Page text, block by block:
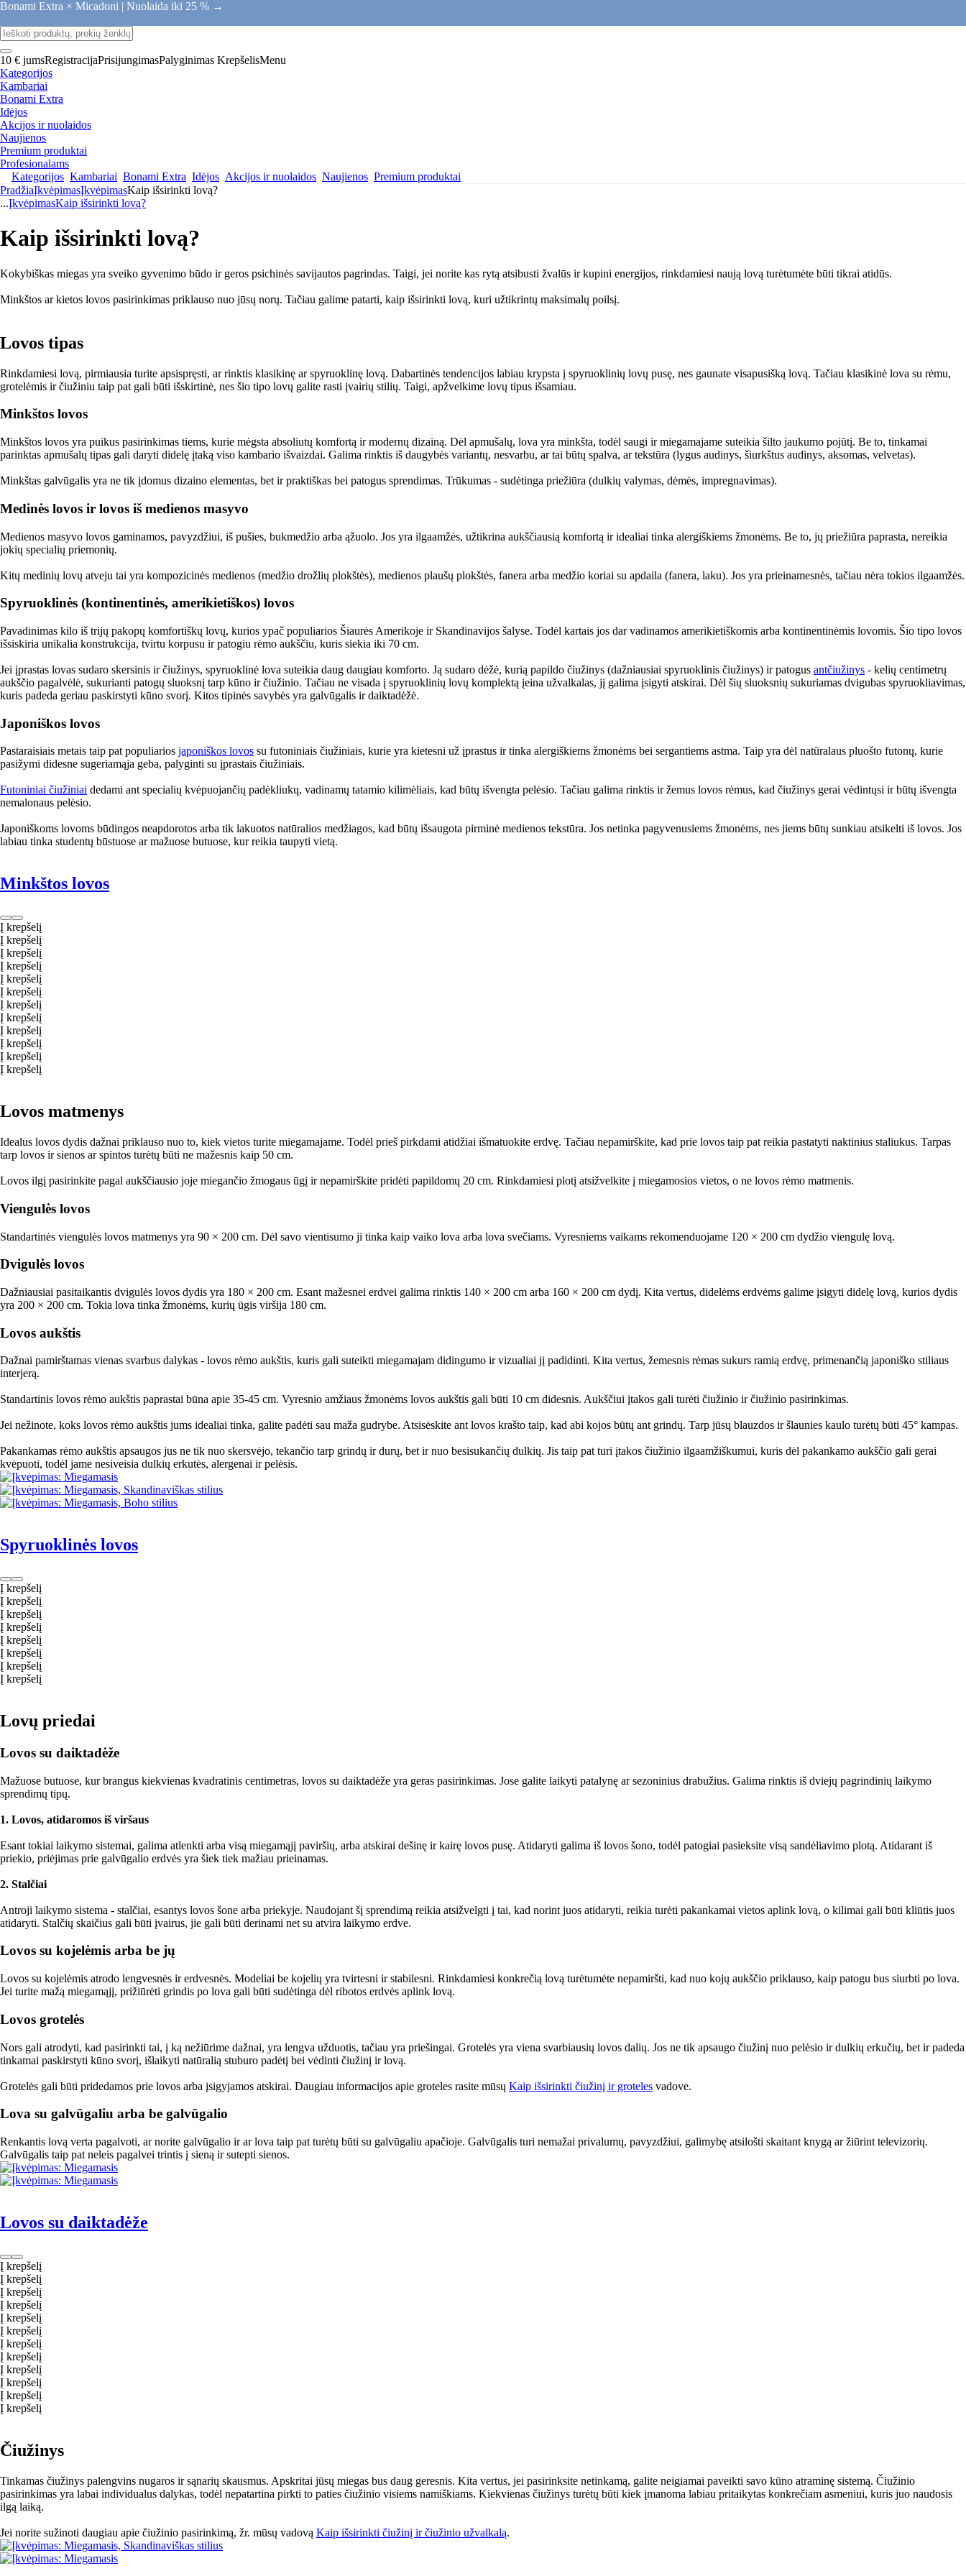
Bonami Extra × Micadoni | Nuolaida iki 25 % →
10 € jumsRegistracijaPrisijungimasPalyginimas KrepšelisMenu
Kategorijos
Kambariai
Bonami Extra
Idėjos
Akcijos ir nuolaidos
Naujienos
Premium produktai
Profesionalams
Kategorijos Kambariai Bonami Extra Idėjos Akcijos ir nuolaidos Naujienos Premium produktai
PradžiaĮkvėpimasĮkvėpimasKaip išsirinkti lovą?
...ĮkvėpimasKaip išsirinkti lovą?
Kaip išsirinkti lovą?
Kokybiškas miegas yra sveiko gyvenimo būdo ir geros psichinės savijautos pagrindas. Taigi, jei norite kas rytą atsibusti žvalūs ir kupini energijos, rinkdamiesi naują lovą turėtumėte būti tikrai atidūs.
Minkštos ar kietos lovos pasirinkimas priklauso nuo jūsų norų. Tačiau galime patarti, kaip išsirinkti lovą, kuri užtikrintų maksimalų poilsį.
Lovos tipas
Rinkdamiesi lovą, pirmiausia turite apsispręsti, ar rinktis klasikinę ar spyruoklinę lovą. Dabartinės tendencijos labiau krypsta į spyruoklinių lovų pusę, nes gaunate visapusišką lovą. Tačiau klasikinė lova su rėmu,
grotelėmis ir čiužiniu taip pat gali būti išskirtinė, nes šio tipo lovų galite rasti įvairių stilių. Taigi, apžvelkime lovų tipus išsamiau.
Minkštos lovos
Minkštos lovos yra puikus pasirinkimas tiems, kurie mėgsta absoliutų komfortą ir modernų dizainą. Dėl apmušalų, lova yra minkšta, todėl saugi ir miegamajame suteikia šilto jaukumo pojūtį. Be to, tinkamai
parinktas apmušalų tipas gali daryti didelę įtaką viso kambario išvaizdai. Galima rinktis iš daugybės variantų, nesvarbu, ar tai būtų spalva, ar tekstūra (lygus audinys, šiurkštus audinys, aksomas, velvetas).
Minkštas galvūgalis yra ne tik įdomus dizaino elementas, bet ir praktiškas bei patogus sprendimas. Trūkumas - sudėtinga priežiūra (dulkių valymas, dėmės, impregnavimas).
Medinės lovos ir lovos iš medienos masyvo
Medienos masyvo lovos gaminamos, pavyzdžiui, iš pušies, bukmedžio arba ąžuolo. Jos yra ilgaamžės, užtikrina aukščiausią komfortą ir idealiai tinka alergiškiems žmonėms. Be to, jų priežiūra paprasta, nereikia
jokių specialių priemonių.
Kitų medinių lovų atveju tai yra kompozicinės medienos (medžio drožlių plokštės), medienos plaušų plokštės, fanera arba medžio koriai su apdaila (fanera, laku). Jos yra prieinamesnės, tačiau nėra tokios ilgaamžės.
Spyruoklinės (kontinentinės, amerikietiškos) lovos
Pavadinimas kilo iš trijų pakopų komfortiškų lovų, kurios ypač populiarios Šiaurės Amerikoje ir Skandinavijos šalyse. Todėl kartais jos dar vadinamos amerikietiškomis arba kontinentinėmis lovomis. Šio tipo lovos
išsiskiria unikalia konstrukcija, tvirtu korpusu ir patogiu rėmo aukščiu, kuris siekia iki 70 cm.
Jei įprastas lovas sudaro skersinis ir čiužinys, spyruoklinė lova suteikia daug daugiau komforto. Ją sudaro dėžė, kurią papildo čiužinys (dažniausiai spyruoklinis čiužinys) ir patogus antčiužinys - kelių centimetrų
aukščio pagalvėlė, sukurianti patogų sluoksnį tarp kūno ir čiužinio. Tačiau ne visada į spyruoklinių lovų komplektą įeina užvalkalas, jį galima įsigyti atskirai. Dėl šių sluoksnių sukuriamas dvigubas spyruokliavimas,
kuris padeda geriau paskirstyti kūno svorį. Kitos tipinės savybės yra galvūgalis ir daiktadėžė.
Japoniškos lovos
Pastaraisiais metais taip pat populiarios japoniškos lovos su futoniniais čiužiniais, kurie yra kietesni už įprastus ir tinka alergiškiems žmonėms bei sergantiems astma. Taip yra dėl natūralaus pluošto futonų, kurie
pasižymi didesne sugeriamąja geba, palyginti su įprastais čiužiniais.
Futoniniai čiužiniai dedami ant specialių kvėpuojančių padėkliukų, vadinamų tatamio kilimėliais, kad būtų išvengta pelėsio. Tačiau galima rinktis ir žemus lovos rėmus, kad čiužinys gerai vėdintųsi ir būtų išvengta
nemalonaus pelėsio.
Japoniškoms lovoms būdingos neapdorotos arba tik lakuotos natūralios medžiagos, kad būtų išsaugota pirminė medienos tekstūra. Jos netinka pagyvenusiems žmonėms, nes jiems būtų sunkiau atsikelti iš lovos. Jos
labiau tinka studentų būstuose ar mažuose butuose, kur reikia taupyti vietą.
Minkštos lovos
Į krepšelį
Į krepšelį
Į krepšelį
Į krepšelį
Į krepšelį
Į krepšelį
Į krepšelį
Į krepšelį
Į krepšelį
Į krepšelį
Į krepšelį
Į krepšelį
Lovos matmenys
Idealus lovos dydis dažnai priklauso nuo to, kiek vietos turite miegamajame. Todėl prieš pirkdami atidžiai išmatuokite erdvę. Tačiau nepamirškite, kad prie lovos taip pat reikia pastatyti naktinius staliukus. Tarpas
tarp lovos ir sienos ar spintos turėtų būti ne mažesnis kaip 50 cm.
Lovos ilgį pasirinkite pagal aukščiausio joje miegančio žmogaus ūgį ir nepamirškite pridėti papildomų 20 cm. Rinkdamiesi plotį atsižvelkite į miegamosios vietos, o ne lovos rėmo matmenis.
Viengulės lovos
Standartinės viengulės lovos matmenys yra 90 × 200 cm. Dėl savo vientisumo ji tinka kaip vaiko lova arba lova svečiams. Vyresniems vaikams rekomenduojame 120 × 200 cm dydžio viengulę lovą.
Dvigulės lovos
Dažniausiai pasitaikantis dvigulės lovos dydis yra 180 × 200 cm. Esant mažesnei erdvei galima rinktis 140 × 200 cm arba 160 × 200 cm dydį. Kita vertus, didelėms erdvėms galime įsigyti didelę lovą, kurios dydis
yra 200 × 200 cm. Tokia lova tinka žmonėms, kurių ūgis viršija 180 cm.
Lovos aukštis
Dažnai pamirštamas vienas svarbus dalykas - lovos rėmo aukštis, kuris gali suteikti miegamajam didingumo ir vizualiai jį padidinti. Kita vertus, žemesnis rėmas sukurs ramią erdvę, primenančią japoniško stiliaus
interjerą.
Standartinis lovos rėmo aukštis paprastai būna apie 35-45 cm. Vyresnio amžiaus žmonėms lovos aukštis gali būti 10 cm didesnis. Aukščiui įtakos gali turėti čiužinio ir čiužinio pasirinkimas.
Jei nežinote, koks lovos rėmo aukštis jums idealiai tinka, galite padėti sau maža gudrybe. Atsisėskite ant lovos krašto taip, kad abi kojos būtų ant grindų. Tarp jūsų blauzdos ir šlaunies kaulo turėtų būti 45° kampas.
Pakankamas rėmo aukštis apsaugos jus ne tik nuo skersvėjo, tekančio tarp grindų ir durų, bet ir nuo besisukančių dulkių. Jis taip pat turi įtakos čiužinio ilgaamžiškumui, kuris dėl pakankamo aukščio gali gerai
kvėpuoti, todėl jame nesiveisia dulkių erkutės, alergenai ir pelėsis.
Spyruoklinės lovos
Į krepšelį
Į krepšelį
Į krepšelį
Į krepšelį
Į krepšelį
Į krepšelį
Į krepšelį
Į krepšelį
Lovų priedai
Lovos su daiktadėže
Mažuose butuose, kur brangus kiekvienas kvadratinis centimetras, lovos su daiktadėže yra geras pasirinkimas. Jose galite laikyti patalynę ar sezoninius drabužius. Galima rinktis iš dviejų pagrindinių laikymo
sprendimų tipų.
1. Lovos, atidaromos iš viršaus
Esant tokiai laikymo sistemai, galima atlenkti arba visą miegamąjį paviršių, arba atskirai dešinę ir kairę lovos pusę. Atidaryti galima iš lovos šono, todėl patogiai pasieksite visą sandėliavimo plotą. Atidarant iš
priekio, priėjimas prie galvūgalio erdvės yra šiek tiek mažiau prieinamas.
2. Stalčiai
Antroji laikymo sistema - stalčiai, esantys lovos šone arba priekyje. Naudojant šį sprendimą reikia atsižvelgti į tai, kad norint juos atidaryti, reikia turėti pakankamai vietos aplink lovą, o kilimai gali būti kliūtis juos
atidaryti. Stalčių skaičius gali būti įvairus, jie gali būti derinami net su atvira laikymo erdve.
Lovos su kojelėmis arba be jų
Lovos su kojelėmis atrodo lengvesnės ir erdvesnės. Modeliai be kojelių yra tvirtesni ir stabilesni. Rinkdamiesi konkrečią lovą turėtumėte nepamiršti, kad nuo kojų aukščio priklauso, kaip patogu bus siurbti po lova.
Jei turite mažą miegamąjį, prižiūrėti grindis po lova gali būti sudėtinga dėl ribotos erdvės aplink lovą.
Lovos grotelės
Nors gali atrodyti, kad pasirinkti tai, į ką nežiūrime dažnai, yra lengva užduotis, tačiau yra priešingai. Grotelės yra viena svarbiausių lovos dalių. Jos ne tik apsaugo čiužinį nuo pelėsio ir dulkių erkučių, bet ir padeda
tinkamai paskirstyti kūno svorį, išlaikyti natūralią stuburo padėtį bei vėdinti čiužinį ir lovą.
Grotelės gali būti pridedamos prie lovos arba įsigyjamos atskirai. Daugiau informacijos apie groteles rasite mūsų Kaip išsirinkti čiužinį ir groteles vadove.
Lova su galvūgaliu arba be galvūgalio
Renkantis lovą verta pagalvoti, ar norite galvūgalio ir ar lova taip pat turėtų būti su galvūgaliu apačioje. Galvūgalis turi nemažai privalumų, pavyzdžiui, galimybę atsilošti skaitant knygą ar žiūrint televizorių.
Galvūgalis taip pat neleis pagalvei trintis į sieną ir sutepti sienos.
Lovos su daiktadėže
Į krepšelį
Į krepšelį
Į krepšelį
Į krepšelį
Į krepšelį
Į krepšelį
Į krepšelį
Į krepšelį
Į krepšelį
Į krepšelį
Į krepšelį
Į krepšelį
Čiužinys
Tinkamas čiužinys palengvins nugaros ir sąnarių skausmus. Apskritai jūsų miegas bus daug geresnis. Kita vertus, jei pasirinksite netinkamą, galite neigiamai paveikti savo kūno atraminę sistemą. Čiužinio
pasirinkimas yra labai individualus dalykas, todėl nepatartina pirkti to paties čiužinio visiems namiškiams. Kiekvienas čiužinys turėtų būti kiek įmanoma labiau pritaikytas konkrečiam asmeniui, kuris juo naudosis
ilgą laiką.
Jei norite sužinoti daugiau apie čiužinio pasirinkimą, žr. mūsų vadovą Kaip išsirinkti čiužinį ir čiužinio užvalkalą.